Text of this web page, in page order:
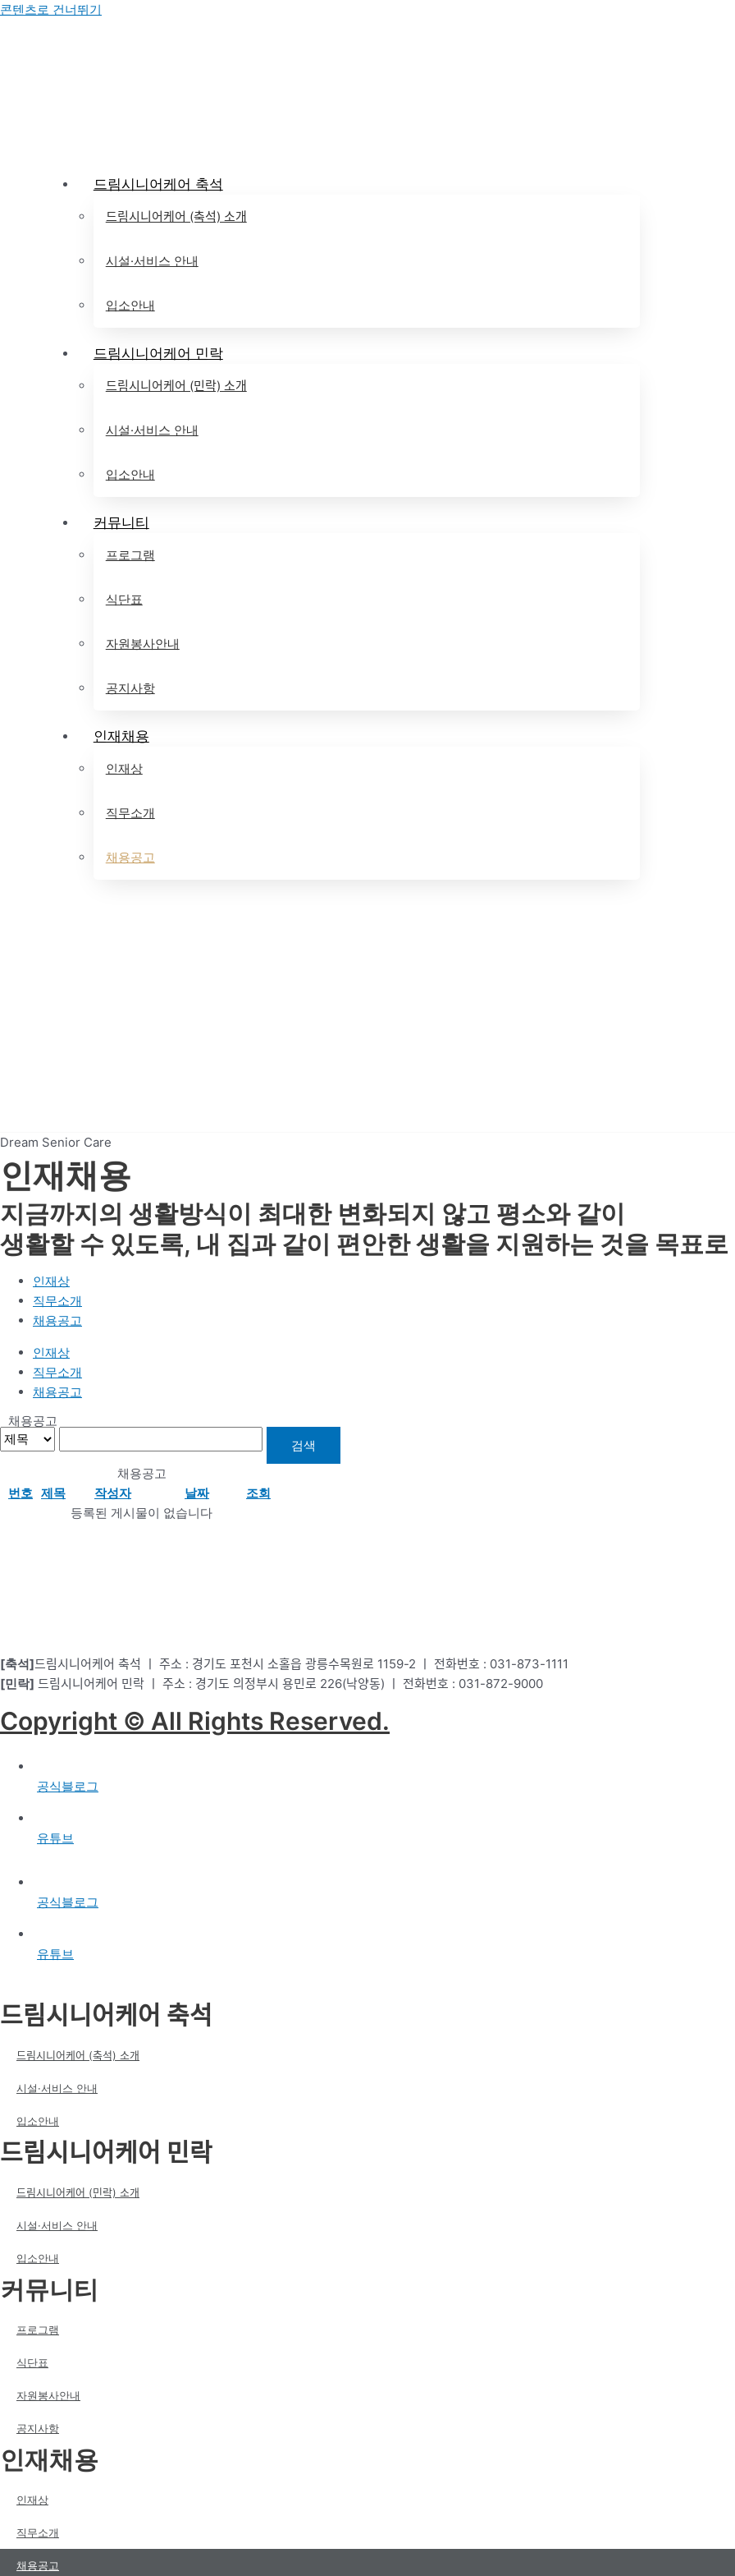
콘텐츠로 건너뛰기
드림시니어케어 축석
드림시니어케어 (축석) 소개
시설·서비스 안내
입소안내
드림시니어케어 민락
드림시니어케어 (민락) 소개
시설·서비스 안내
입소안내
커뮤니티
프로그램
식단표
자원봉사안내
공지사항
인재채용
인재상
직무소개
채용공고
Dream Senior Care
인재채용
지금까지의 생활방식이 최대한 변화되지 않고 평소와 같이
생활할 수 있도록, 내 집과 같이 편안한 생활을 지원하는 것을 목표
인재상
직무소개
채용공고
인재상
직무소개
채용공고
채용공고
검색
채용공고
번호 제목 작성자 날짜
조회
등록된 게시물이 없습니다
[축석]드림시니어케어 축석 ㅣ 주소 : 경기도 포천시 소홀읍 광릉수목원로 1159-2 ㅣ 전화번호 : 031-873-1111
[민락] 드림시니어케어 민락 ㅣ 주소 : 경기도 의정부시 용민로 226(낙양동) ㅣ 전화번호 : 031-872-9000
Copyright © All Rights Reserved.
공식블로그
유튜브
공식블로그
유튜브
드림시니어케어 축석
드림시니어케어 (축석) 소개
시설·서비스 안내
입소안내
드림시니어케어 민락
드림시니어케어 (민락) 소개
시설·서비스 안내
입소안내
커뮤니티
프로그램
식단표
자원봉사안내
공지사항
인재채용
인재상
직무소개
채용공고